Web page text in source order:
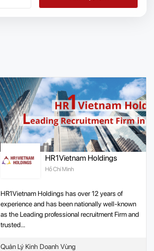
HR1Vietnam Holdings
Hồ Chí Minh
HR1Vietnam Holdings has over 12 years of
experience and has been nationally well-known
as the Leading professional recruitment Firm and
trusted...
Quản Lý Kinh Doanh Vùng